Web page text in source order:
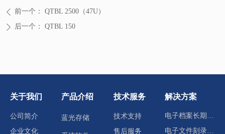
ꄴ 前一个： QTBL 2500（47U）
ꄲ 后一个： QTBL 150
关于我们
公司简介
企业文化
产品介绍
蓝光存储
技术服务
技术支持
售后服务
解决方案
电子档案长期归档存储